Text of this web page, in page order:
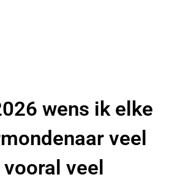
wens ik elke
veel
veel